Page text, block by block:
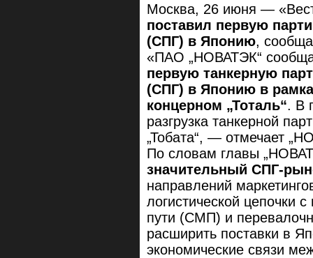
Москва, 26 июня —
поставил первую
(СПГ) в Японию,
«ПАО „НОВАТЭК“
первую танкерную
(СПГ) в Японию в
концерном „Тоталь“. В
разгрузка танкерной
„Тобата“, — отмечает
По словам главы
значительный СПГ-
направлений
логистической цепочки
пути (СМП) и
расширить поставки в
экономические связи